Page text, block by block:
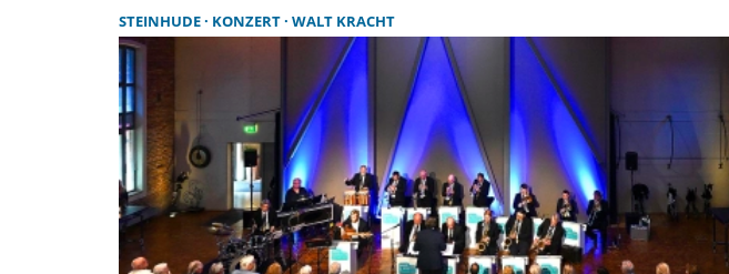
stärker zu bekämpfen und kommunale Handlungsmöglichkeiten
konsequent zu nutzen.
STEINHUDE KONZERT WALT KRACHT